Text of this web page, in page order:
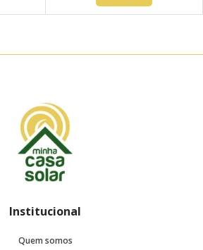
Institucional
Quem somos